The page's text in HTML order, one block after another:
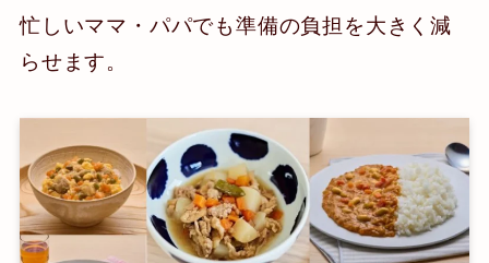
忙しいママ・パパでも準備の負担を大きく減
らせます。